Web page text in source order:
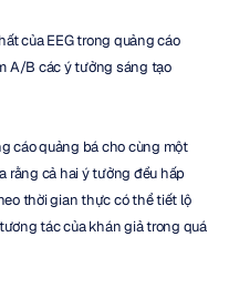
của EEG trong quảng cáo
A/B các ý tưởng sáng tạo
cáo quảng bá cho cùng một
rằng cả hai ý tưởng đều hấp
thời gian thực có thể tiết lộ
tác của khán giả trong quá